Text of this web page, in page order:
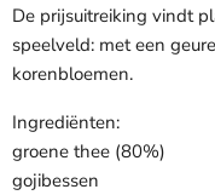
De prijsuitreiking vindt
speelveld: met een
korenbloemen.
Ingrediënten:
groene thee (80%)
gojibessen